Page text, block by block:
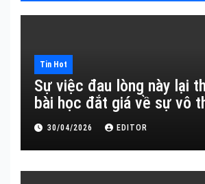
Tin Hot
Sự việc đau lòng này lại
bài học đắt giá về sự vô
30/04/2026 EDITOR